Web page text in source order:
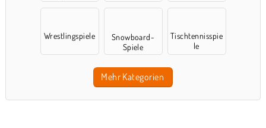
Wrestlingspiele
Snowboard-
Spiele
Tischtennisspie
le
Mehr Kategorien